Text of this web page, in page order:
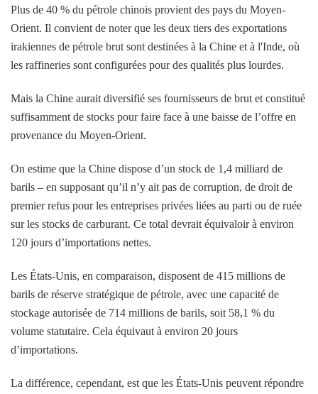
Plus de 40 % du pétrole chinois provient des pays du Moyen-
Orient. Il convient de noter que les deux tiers des exportations
irakiennes de pétrole brut sont destinées à la Chine et à l'Inde, où
les raffineries sont configurées pour des qualités plus lourdes.
Mais la Chine aurait diversifié ses fournisseurs de brut et constitué
suffisamment de stocks pour faire face à une baisse de l’offre en
provenance du Moyen-Orient.
On estime que la Chine dispose d’un stock de 1,4 milliard de
barils – en supposant qu’il n’y ait pas de corruption, de droit de
premier refus pour les entreprises privées liées au parti ou de ruée
sur les stocks de carburant. Ce total devrait équivaloir à environ
120 jours d’importations nettes.
Les États-Unis, en comparaison, disposent de 415 millions de
barils de réserve stratégique de pétrole, avec une capacité de
stockage autorisée de 714 millions de barils, soit 58,1 % du
volume statutaire. Cela équivaut à environ 20 jours
d’importations.
La différence, cependant, est que les États-Unis peuvent répondre